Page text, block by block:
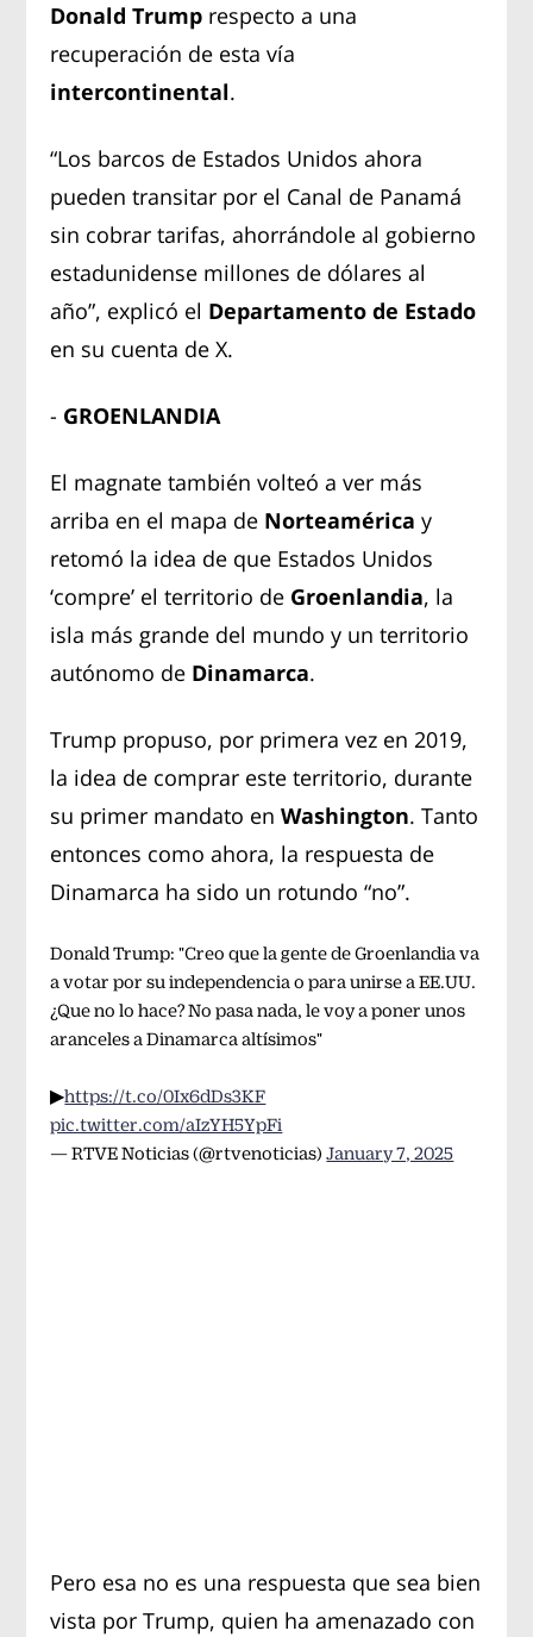
Donald Trump respecto a una
recuperación de esta vía
intercontinental.
​“Los barcos de Estados Unidos ahora
pueden transitar por el Canal de Panamá
sin cobrar tarifas, ahorrándole al gobierno
estadunidense millones de dólares al
año”, explicó el Departamento de Estado
en su cuenta de X.
- GROENLANDIA
El magnate también volteó a ver más
arriba en el mapa de Norteaméricay
retomó la idea de que Estados Unidos
‘compre’ el territorio de Groenlandia, la
isla más grande del mundo y un territorio
autónomo de Dinamarca.
Trump propuso, por primera vez en 2019,
la idea de comprar este territorio, durante
su primer mandato enWashington. Tanto
entonces como ahora, la respuesta de
Dinamarca ha sido un rotundo “no”.
Donald Trump: "Creo que la gente de Groenlandia va
a votar por su independencia o para unirse a EE.UU.
¿Que no lo hace? No pasa nada, le voy a poner unos
aranceles a Dinamarca altísimos"
▶https://t.co/0Ix6dDs3KF
pic.twitter.com/aIzYH5YpFi
— RTVE Noticias (@rtvenoticias)January 7, 2025
Pero esa no es una respuesta que sea bien
vista por Trump, quien ha amenazado con